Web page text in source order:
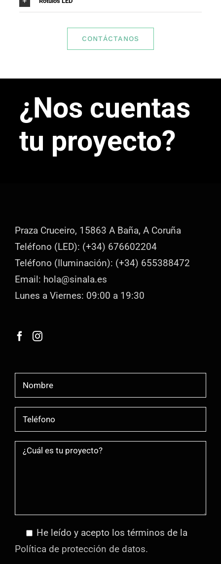
CONTÁCTANOS
¿Nos cuentas
tu proyecto?
Praza Cruceiro, 15863 A Baña, A Coruña
Teléfono (LED): (+34) 676602204
Teléfono (Iluminación): (+34) 655388472
Email: hola@sinala.es
Lunes a Viernes: 09:00 a 19:30
He leído y acepto los términos de la
Política de protección de datos.